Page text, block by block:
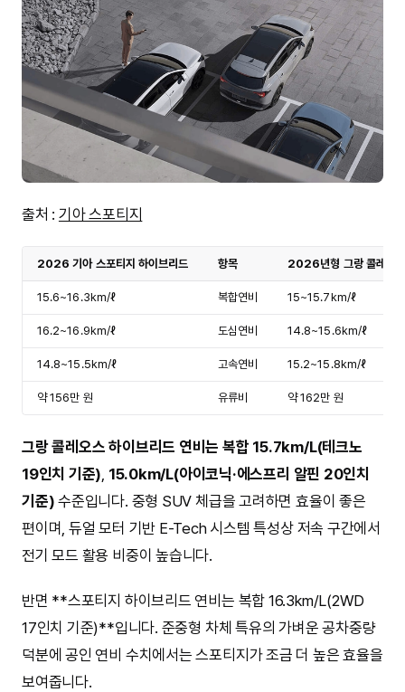
출처 : 기아 스포티지
2026 기아 스포티지 하이브리드 항목 2026년형 그랑 콜레오
15.6~16.3km/ℓ 복합연비 15~15.7km/ℓ
16.2~16.9km/ℓ 도심연비 14.8~15.6km/ℓ
14.8~15.5km/ℓ 고속연비 15.2~15.8km/ℓ
약 156만 원 유류비 약 162만 원
그랑 콜레오스 하이브리드 연비는 복합 15.7km/L(테크노
19인치 기준) 15.0km/L(아이코닉·에스프리 알핀 20인치
기준) 수준입니다. 중형 SUV 체급을 고려하면 효율이 좋은
편이며, 듀얼 모터 기반 E-Tech 시스템 특성상 저속 구간에서
전기 모드 활용 비중이 높습니다.
반면 **스포티지 하이브리드 연비는 복합 16.3km/L(2WD
17인치 기준)**입니다. 준중형 차체 특유의 가벼운 공차중량
덕분에 공인 연비 수치에서는 스포티지가 조금 더 높은 효율을
보여줍니다.